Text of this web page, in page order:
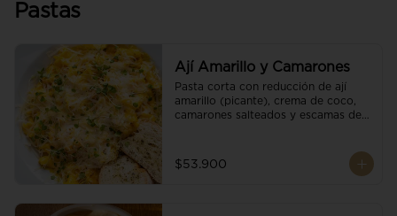
Pastas
Ají Amarillo y Camarones
Pasta corta con reducción de ají
amarillo (picante), crema de coco,
camarones salteados y escamas de
$53.900